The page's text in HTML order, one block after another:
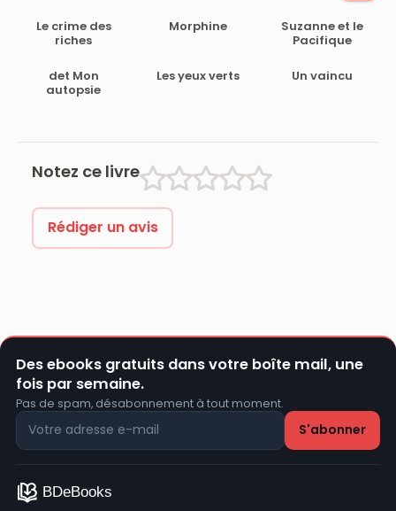
Le crime des
riches
Morphine
Suzanne et le
Pacifique
det Mon
autopsie
Les yeux verts Un vaincu
Notez ce livre
Rédiger un avis
Des ebooks gratuits dans votre boîte mail, une
fois par semaine.
Pas de spam, désabonnement à tout moment.